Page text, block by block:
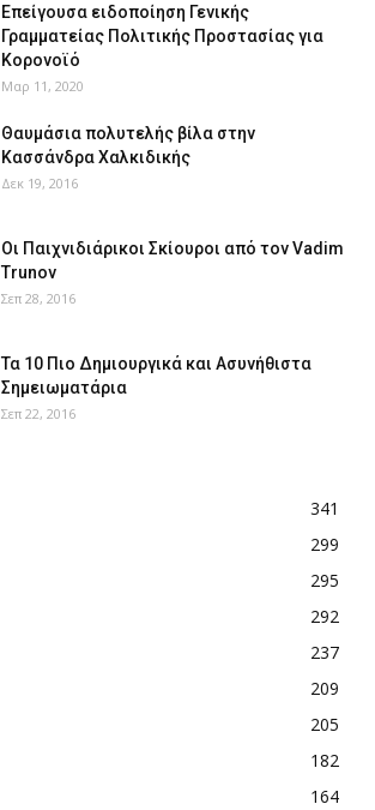
Επείγουσα ειδοποίηση Γενικής
Γραμματείας Πολιτικής Προστασίας για
Κορονοϊό
Μαρ 11, 2020
Θαυμάσια πολυτελής βίλα στην
Κασσάνδρα Χαλκιδικής
Δεκ 19, 2016
Οι Παιχνιδιάρικοι Σκίουροι από τον Vadim
Trunov
Σεπ 28, 2016
Τα 10 Πιο Δημιουργικά και Ασυνήθιστα
Σημειωματάρια
Σεπ 22, 2016
341
299
295
292
237
209
205
182
164